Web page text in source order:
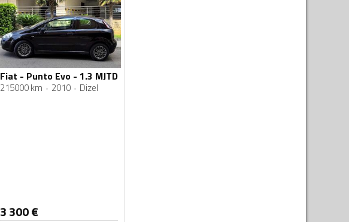
Fiat - Punto Evo - 1.3 MJTD
215000 km 2010 Dizel
3 300€